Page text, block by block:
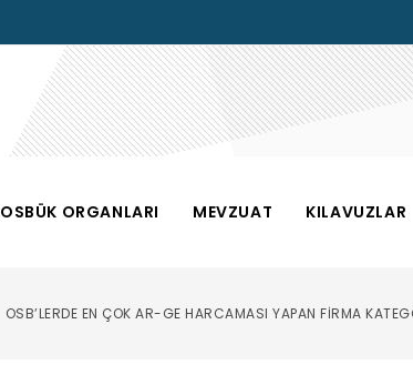
OSBÜK ORGANLARI MEVZUAT KILAVUZLAR
OSB’LERDE EN ÇOK AR-GE HARCAMASI YAPAN FİRMA